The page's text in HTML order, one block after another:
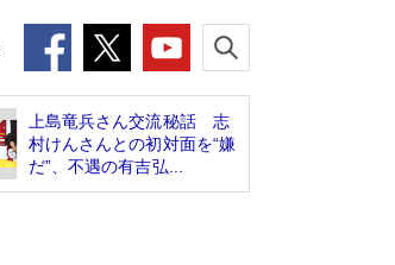
上島竜兵さん交流秘話 志
村けんさんとの初対面を“嫌
だ”、不遇の有吉弘...